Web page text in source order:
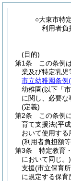
○大東市特
利用者負
(目的)
第1条
この条例
業及び特定乳児
市立幼稚園条例
幼稚園(以下「
に関し、必要な
(定義)
第2条
この条例
育て支援法(平
おいて使用する
(利用者負担額
第3条
特定教育
において同じ。)
支援(市立保育所
に規定する保育